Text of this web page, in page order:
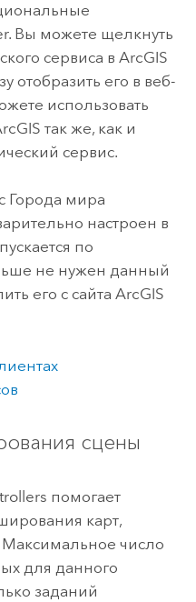
. Вы можете щелкнуть
сервиса в ArcGIS
отобразить его в веб-
использовать
так же, как и
сервис.
Города мира
настроен в
по
не нужен данный
его с сайта ArcGIS
сцены
помогает
карт,
число
для данного
заданий